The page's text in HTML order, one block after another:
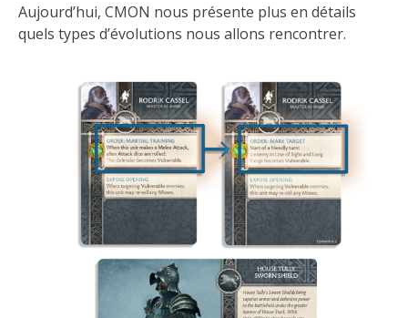
Aujourd’hui, CMON nous présente plus en détails
quels types d’évolutions nous allons rencontrer.